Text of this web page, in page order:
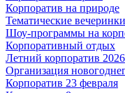
Корпоратив на природе
Тематические вечеринки
Шоу-программы на
Корпоративный отдых
Летний корпоратив 2026
Организация
Корпоратив 23 февраля